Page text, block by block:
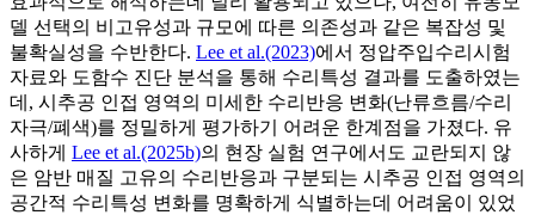
델 선택의 비고유성과 규모에 따른 의존성과 같은 복잡성 및
불확실성을 수반한다. Lee et al.(2023)에서 정압주입수리시험
자료와 도함수 진단 분석을 통해 수리특성 결과를 도출하였는
데, 시추공 인접 영역의 미세한 수리반응 변화(난류흐름/수리
자극/폐색)를 정밀하게 평가하기 어려운 한계점을 가졌다. 유
사하게 Lee et al.(2025b)의 현장 실험 연구에서도 교란되지 않
은 암반 매질 고유의 수리반응과 구분되는 시추공 인접 영역의
공간적 수리특성 변화를 명확하게 식별하는데 어려움이 있었